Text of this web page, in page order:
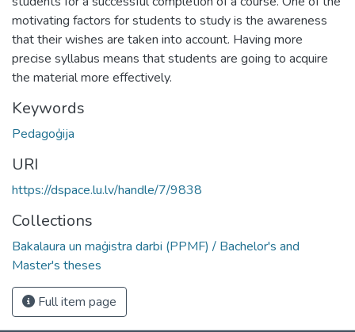
motivating factors for students to study is the awareness
that their wishes are taken into account. Having more
precise syllabus means that students are going to acquire
the material more effectively.
Keywords
Pedagoģija
URI
https://dspace.lu.lv/handle/7/9838
Collections
Bakalaura un maģistra darbi (PPMF) / Bachelor's and
Master's theses
Full item page